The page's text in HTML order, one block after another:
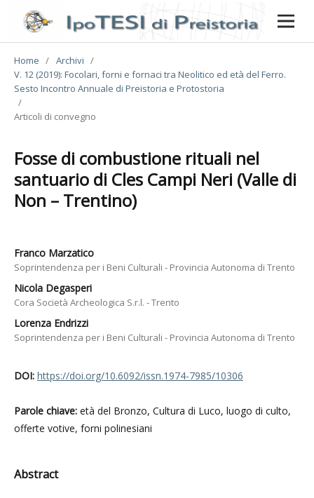
Home / Archivi /
V. 12 (2019): Focolari, forni e fornaci tra Neolitico ed età del Ferro.
Sesto Incontro Annuale di Preistoria e Protostoria
/
Articoli di convegno
Fosse di combustione rituali nel
santuario di Cles Campi Neri (Valle di
Non – Trentino)
Franco Marzatico
Soprintendenza per i Beni Culturali - Provincia Autonoma di Trento
Nicola Degasperi
Cora Società Archeologica S.r.l. - Trento
Lorenza Endrizzi
Soprintendenza per i Beni Culturali - Provincia Autonoma di Trento
DOI: https://doi.org/10.6092/issn.1974-7985/10306
Parole chiave: età del Bronzo, Cultura di Luco, luogo di culto,
offerte votive, forni polinesiani
Abstract